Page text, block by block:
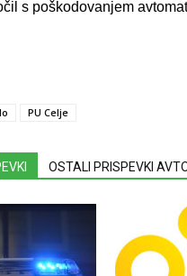
s poškodovanjem
PU Celje
OSTALI PRISPEVKI